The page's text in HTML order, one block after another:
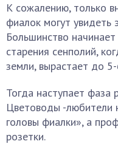
К сожалению, только
фиалок могут увидеть
Большинство
старения сенполий,
земли, вырастает до
Тогда наступает фаза
Цветоводы -любители
головы фиалки», а
розетки.